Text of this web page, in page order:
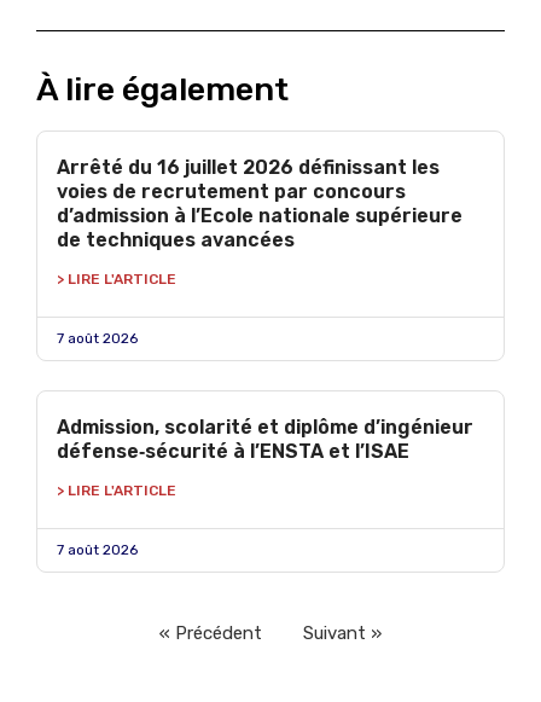
À lire également
Arrêté du 16 juillet 2026 définissant les
voies de recrutement par concours
d’admission à l’Ecole nationale supérieure
de techniques avancées
> LIRE L'ARTICLE
7 août 2026
Admission, scolarité et diplôme d’ingénieur
défense‑sécurité à l’ENSTA et l’ISAE
> LIRE L'ARTICLE
7 août 2026
« Précédent Suivant »